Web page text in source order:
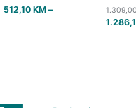
512,10KM –